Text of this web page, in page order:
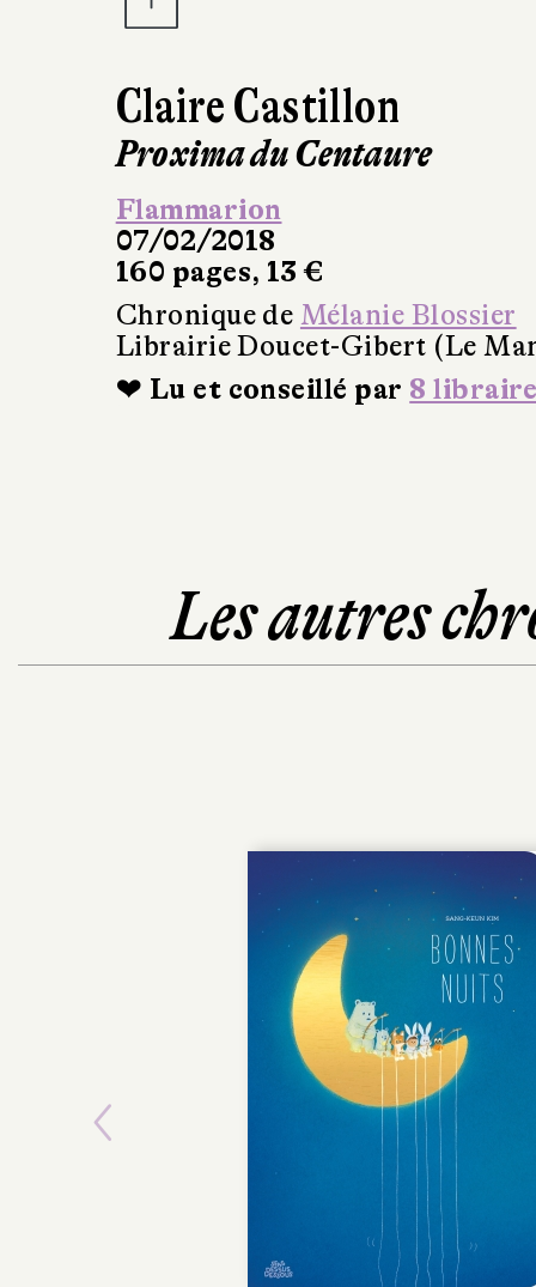
Claire Castillon
Proxima du Centaure
Flammarion
07/02/2018
160 pages, 13 €
Chronique de Mélanie Blossier
Librairie Doucet-Gibert (Le
❤ Lu et conseillé par 8
Les autres
Previous